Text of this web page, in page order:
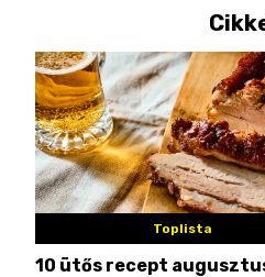
Toplista
10 ütős recept